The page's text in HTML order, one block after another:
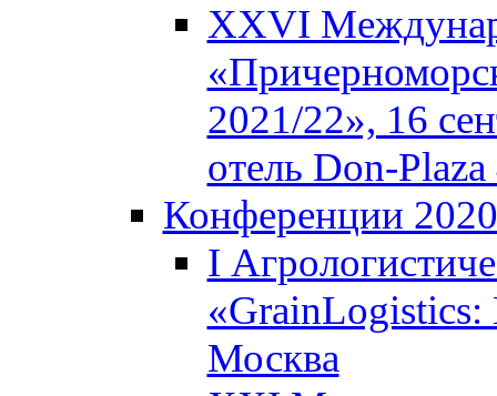
XXVI
2021/22», 16
отель Don-
Конференции 2020
I
«GrainLogistics:
Москва